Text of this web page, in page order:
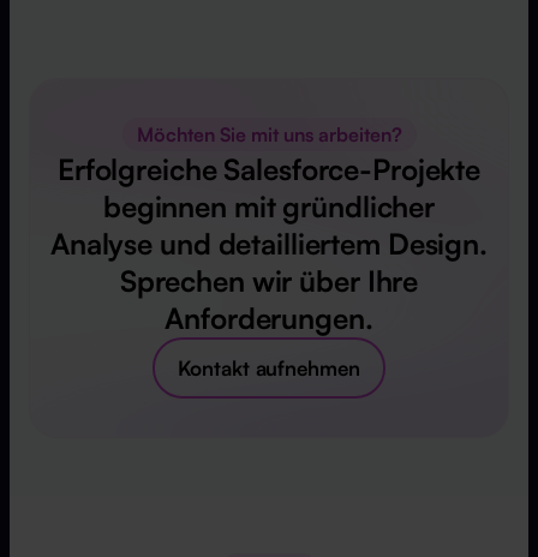
Möchten Sie mit uns arbeiten?
Erfolgreiche Salesforce-Projekte
beginnen mit gründlicher
Analyse und detailliertem Design.
Sprechen wir über Ihre
Anforderungen.
Kontakt aufnehmen